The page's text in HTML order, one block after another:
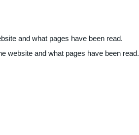
and what pages have been read.
website and what pages have been read.